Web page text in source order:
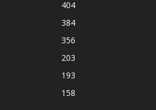
404
384
356
203
193
158